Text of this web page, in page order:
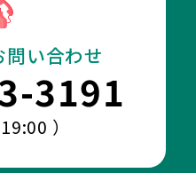
い合わせ
3191
）